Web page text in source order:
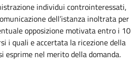
individui controinteressati,
dell’istanza inoltrata per
opposizione motivata entro i 10
i quali e accertata la ricezione della
esprime nel merito della domanda.